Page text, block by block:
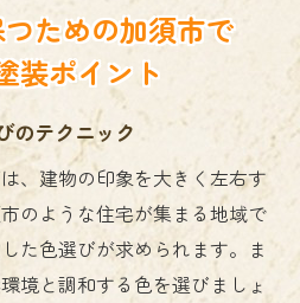
ための加須市で
装ポイント
のテクニック
、建物の印象を大きく左右す
のような住宅が集まる地域で
た色選びが求められます。ま
境と調和する色を選びましょ